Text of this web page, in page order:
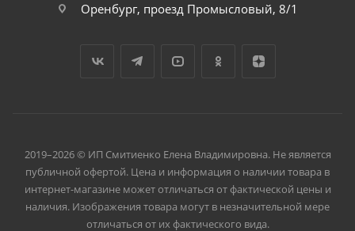
Оренбург, проезд Промысловый, 8/1
2019–2026 © ИП Смитиенко Елена Владимировна. Не является
публичной офертой. Цена и информация о наличии товара в
интернет-магазине может отличаться от фактической цены и
наличия. Изображения товара могут в незначительной мере
отличаться от их фактического вида.